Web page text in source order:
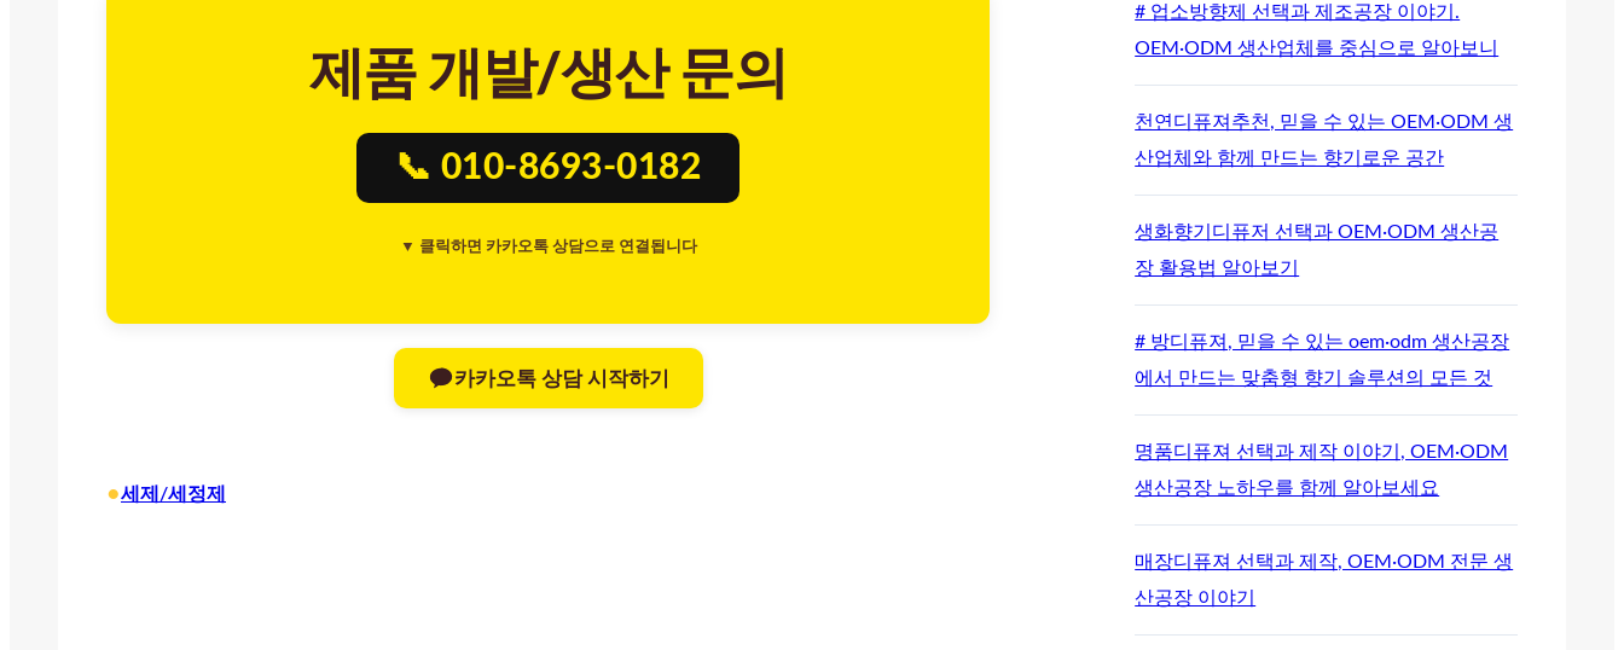
제품 개발/생산 문의
📞 010-8693-0182
▼ 클릭하면 카카오톡 상담으로 연결됩니다
카카오톡 상담 시작하기
•세제/세정제
# 업소방향제 선택과 제조공장 이야기.
OEM·ODM 생산업체를 중심으로 알아보니
천연디퓨져추천, 믿을 수 있는 OEM·ODM 생
산업체와 함께 만드는 향기로운 공간
생화향기디퓨저 선택과 OEM·ODM 생산공
장 활용법 알아보기
# 방디퓨져, 믿을 수 있는 oem·odm 생산공장
에서 만드는 맞춤형 향기 솔루션의 모든 것
명품디퓨져 선택과 제작 이야기, OEM·ODM
생산공장 노하우를 함께 알아보세요
매장디퓨져 선택과 제작, OEM·ODM 전문 생
산공장 이야기